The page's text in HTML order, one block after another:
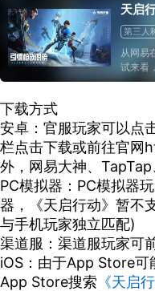
天启
第三人
中国风
从网易
试来看
动》打
下载方式
安卓：官服玩家可以点
栏点击下载或前往官
外，网易大神、TapTap
PC模拟器：PC模拟器
器，《天启行动》暂不
与手机玩家独立匹配)
渠道服：渠道服玩家可
iOS：由于App Store可
App Store搜索 《天启